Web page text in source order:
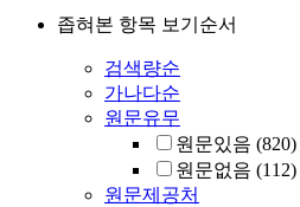
좁혀본 항목 보기순서
검색량순
가나다순
원문유무
원문있음 (820)
원문없음 (112)
원문제공처